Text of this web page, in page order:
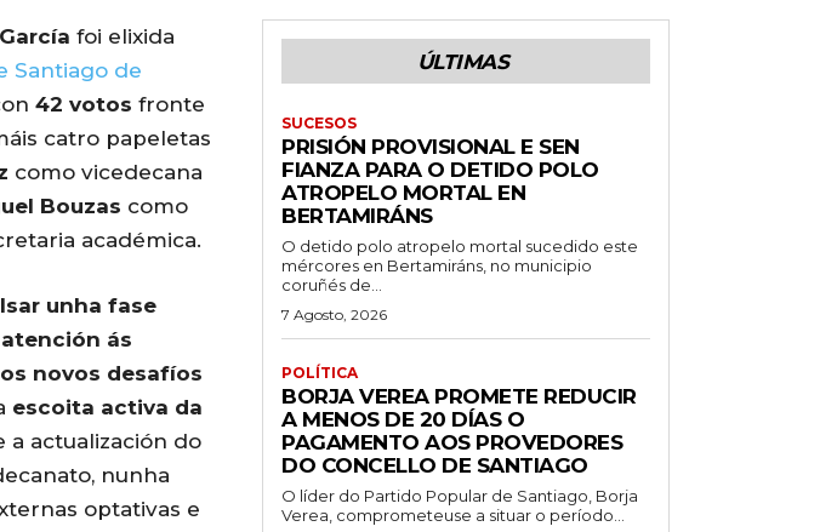
foi elixida
Santiago de
42 votos fronte
catro papeletas
como vicedecana
Bouzas como
académica.
unha fase
ás
novos desafíos
escoita activa da
a actualización do
nunha
optativas e
ÚLTIMAS
SUCESOS
PRISIÓN PROVISIONAL E SEN
FIANZA PARA O DETIDO POLO
ATROPELO MORTAL EN
BERTAMIRÁNS
O detido polo atropelo mortal sucedido este
mércores en Bertamiráns, no municipio
coruñés de...
7 Agosto, 2026
POLÍTICA
BORJA VEREA PROMETE REDUCIR
A MENOS DE 20 DÍAS O
PAGAMENTO AOS PROVEDORES
DO CONCELLO DE SANTIAGO
O líder do Partido Popular de Santiago, Borja
Verea, comprometeuse a situar o período...